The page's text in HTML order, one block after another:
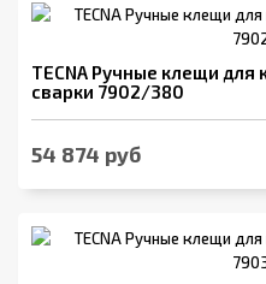
TECNA Ручные клещи для
сварки 7902/380
54 874 руб